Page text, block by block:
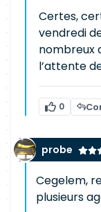
Certes,
vendredi
nombreux
l’attente
0
probe
Cegelem,
plusieurs